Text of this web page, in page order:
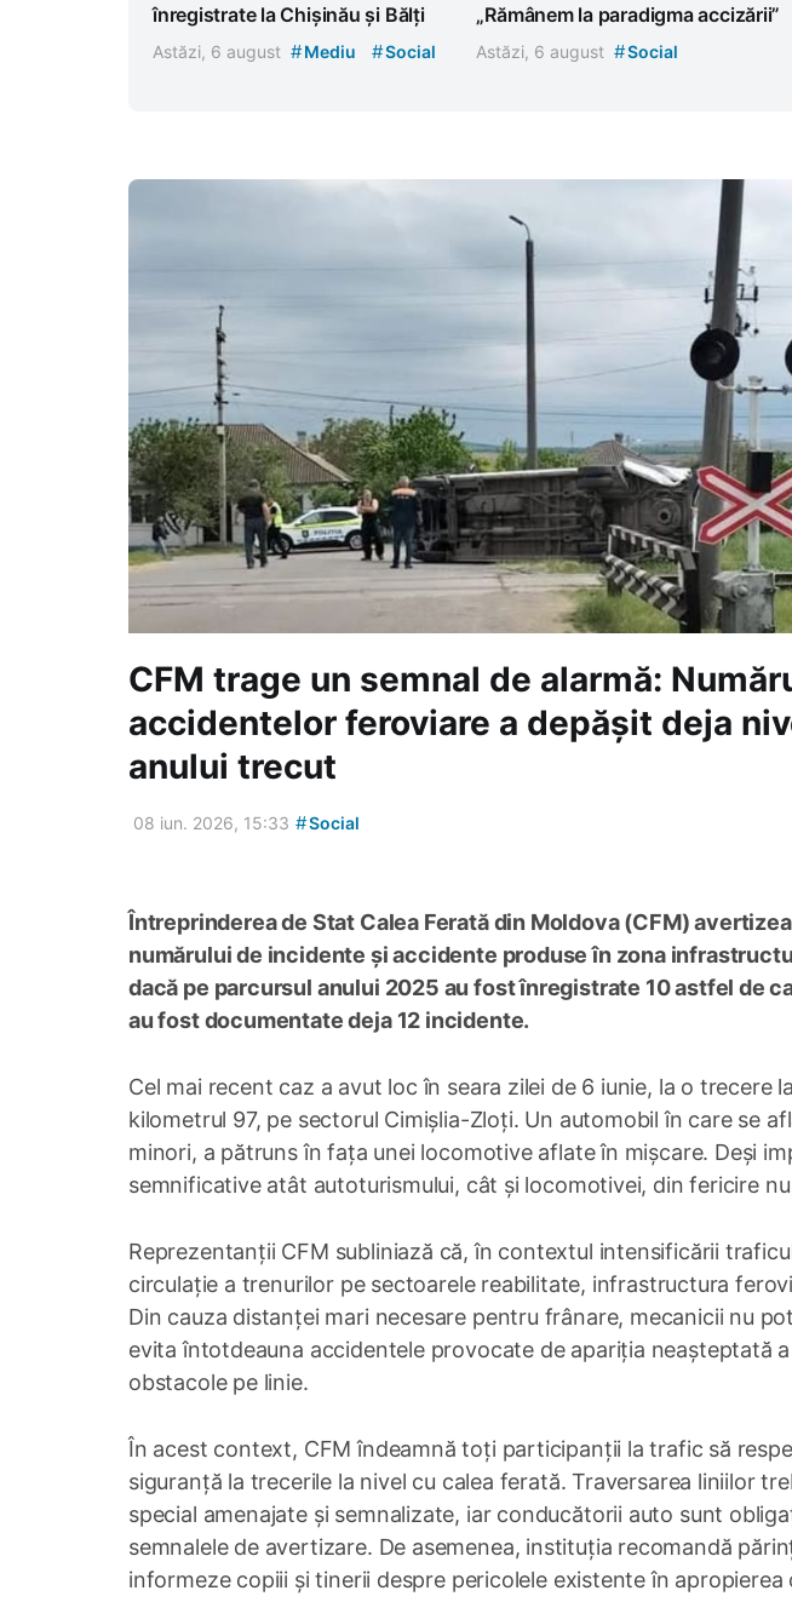
înregistrate la Chișinău și Bălți
Astăzi, 6 august #Mediu #Social
„Rămânem la paradigma accizării”
Astăzi, 6 august #Social
CFM trage un semnal de alarmă:
accidentelor feroviare a depășit deja
anului trecut
08 iun. 2026, 15:33 #Social
Întreprinderea de Stat Calea Ferată din Moldova (CFM)
numărului de incidente și accidente produse în zona
dacă pe parcursul anului 2025 au fost înregistrate 10 astfel de
au fost documentate deja 12 incidente.
Cel mai recent caz a avut loc în seara zilei de 6 iunie, la o trecere
kilometrul 97, pe sectorul Cimișlia-Zloți. Un automobil în care se
minori, a pătruns în fața unei locomotive aflate în mișcare. Deși
semnificative atât autoturismului, cât și locomotivei, din fericire
Reprezentanții CFM subliniază că, în contextul intensificării
circulație a trenurilor pe sectoarele reabilitate, infrastructura
Din cauza distanței mari necesare pentru frânare, mecanicii nu
evita întotdeauna accidentele provocate de apariția neașteptată
obstacole pe linie.
În acest context, CFM îndeamnă toți participanții la trafic să
siguranță la trecerile la nivel cu calea ferată. Traversarea liniilor
special amenajate și semnalizate, iar conducătorii auto sunt
semnalele de avertizare. De asemenea, instituția recomandă
informeze copiii și tinerii despre pericolele existente în apropierea